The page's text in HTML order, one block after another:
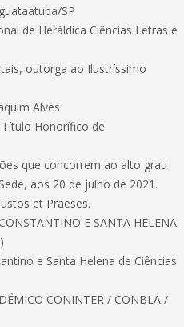
SP
de Heráldica Ciências Letras e
outorga ao Ilustríssimo
Alves
Título Honorífico de
que concorrem ao alto grau
aos 20 de julho de 2021.
et Praeses.
E SANTA HELENA
e Santa Helena de Ciências
CONINTER / CONBLA /